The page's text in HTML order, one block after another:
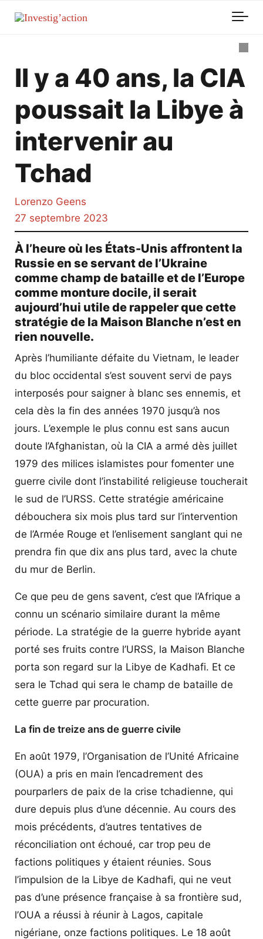
Il y a 40 ans, la CIA
poussait la Libye à
intervenir au
Tchad
Lorenzo Geens
27 septembre 2023
À l’heure où les États-Unis affrontent la
Russie en se servant de l’Ukraine
comme champ de bataille et de l’Europe
comme monture docile, il serait
aujourd’hui utile de rappeler que cette
stratégie de la Maison Blanche n’est en
rien nouvelle.
Après l’humiliante défaite du Vietnam, le leader
du bloc occidental s’est souvent servi de pays
interposés pour saigner à blanc ses ennemis, et
cela dès la fin des années 1970 jusqu’à nos
jours. L’exemple le plus connu est sans aucun
doute l’Afghanistan, où la CIA a armé dès juillet
1979 des milices islamistes pour fomenter une
guerre civile dont l’instabilité religieuse toucherait
le sud de l’URSS. Cette stratégie américaine
débouchera six mois plus tard sur l’intervention
de l’Armée Rouge et l’enlisement sanglant qui ne
prendra fin que dix ans plus tard, avec la chute
du mur de Berlin.
Ce que peu de gens savent, c’est que l’Afrique a
connu un scénario similaire durant la même
période. La stratégie de la guerre hybride ayant
porté ses fruits contre l’URSS, la Maison Blanche
porta son regard sur la Libye de Kadhafi. Et ce
sera le Tchad qui sera le champ de bataille de
cette guerre par procuration.
La fin de treize ans de guerre civile
En août 1979, l’Organisation de l’Unité Africaine
(OUA) a pris en main l’encadrement des
pourparlers de paix de la crise tchadienne, qui
dure depuis plus d’une décennie. Au cours des
mois précédents, d’autres tentatives de
réconciliation ont échoué, car trop peu de
factions politiques y étaient réunies. Sous
l’impulsion de la Libye de Kadhafi, qui ne veut
pas d’une présence française à sa frontière sud,
l’OUA a réussi à réunir à Lagos, capitale
nigériane, onze factions politiques. Le 18 août